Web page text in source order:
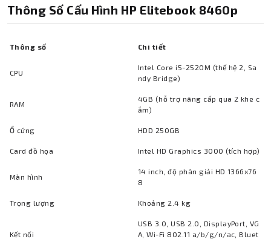
Thông Số Cấu Hình HP Elitebook 8460p
Thông số Chi tiết
CPU
Intel Core i5-2520M (thế hệ 2, Sa
ndy Bridge)
RAM
4GB (hỗ trợ nâng cấp qua 2 khe c
ắm)
Ổ cứng HDD 250GB
Card đồ họa Intel HD Graphics 3000 (tích hợp)
Màn hình
14 inch, độ phân giải HD 1366x76
8
Trọng lượng Khoảng 2.4 kg
Kết nối
USB 3.0, USB 2.0, DisplayPort, VG
A, Wi-Fi 802.11 a/b/g/n/ac, Bluet